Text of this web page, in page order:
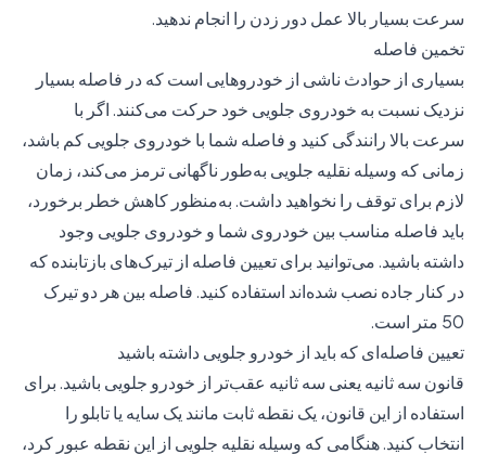
سرعت بسیار بالا عمل دور زدن را انجام ندهید.
تخمین فاصله
بسیاری از حوادث ناشی از خودروهایی است که در فاصله بسیار
نزدیک نسبت به خودروی جلویی خود حرکت می‌کنند. اگر با
سرعت بالا رانندگی کنید و فاصله شما با خودروی جلویی کم باشد،
زمانی که وسیله نقلیه جلویی به‌طور ناگهانی ترمز می‌کند، زمان
لازم برای توقف را نخواهید داشت. به‌منظور کاهش خطر برخورد،
باید فاصله مناسب بین خودروی شما و خودروی جلویی وجود
داشته باشید. می‌توانید برای تعیین فاصله از تیرک‌های بازتابنده که
در کنار جاده نصب شده‌اند استفاده کنید. فاصله بین هر دو تیرک
50 متر است.
تعیین فاصله‌ای که باید از خودرو جلویی داشته باشید
قانون سه ثانیه یعنی سه ثانیه عقب‌تر از خودرو جلویی باشید. برای
استفاده از این قانون، یک نقطه ثابت مانند یک سایه یا تابلو را
انتخاب کنید. هنگامی که وسیله نقلیه جلویی از این نقطه عبور کرد،